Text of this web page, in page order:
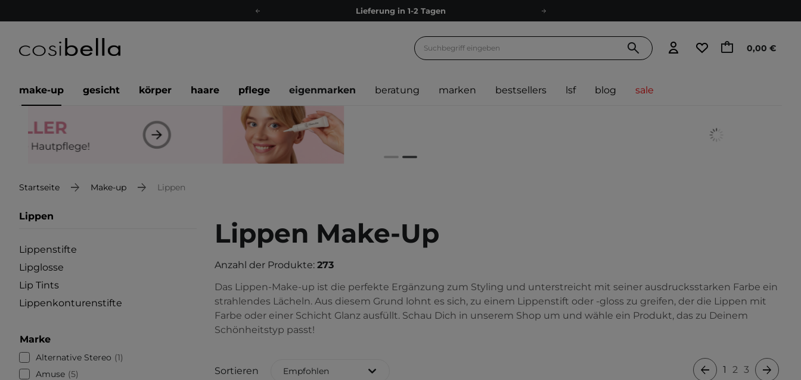
Lieferung in 1-2 Tagen
Kostenloser Versand ab 60 €
Versand nach Deutschland und Österreich
Empfehle uns weiter und sammle noch mehr Punkte
0,00 €
make-up gesicht körper haare pflege eigenmarken beratung marken bestsellers lsf blog sale
Startseite Make-up Lippen
Lippen
Lippenstifte
Lipglosse
Lip Tints
Lippenkonturenstifte
Marke
Alternative Stereo
1
Amuse 5
Lippen Make-Up
Anzahl der Produkte: 273
Das Lippen-Make-up ist die perfekte Ergänzung zum Styling und unterstreicht mit seiner ausdrucksstarken Farbe ein
strahlendes Lächeln. Aus diesem Grund lohnt es sich, zu einem Lippenstift oder -gloss zu greifen, der die Lippen mit
Farbe oder einer Schicht Glanz ausfüllt. Schau Dich in unserem Shop um und wähle ein Produkt, das zu Deinem
Schönheitstyp passt!
Sortieren Empfohlen 1 2 3